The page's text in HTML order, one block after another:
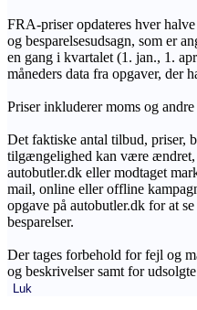
FRA-priser opdateres hver
og besparelsesudsagn, som er
en gang i kvartalet (1. jan., 1.
måneders data fra opgaver, der
Priser inkluderer moms og
Det faktiske antal tilbud, priser,
tilgængelighed kan være ændret,
autobutler.dk eller modtaget
mail, online eller offline
opgave på autobutler.dk for at
besparelser.
Der tages forbehold for fejl og
og beskrivelser samt for
Luk